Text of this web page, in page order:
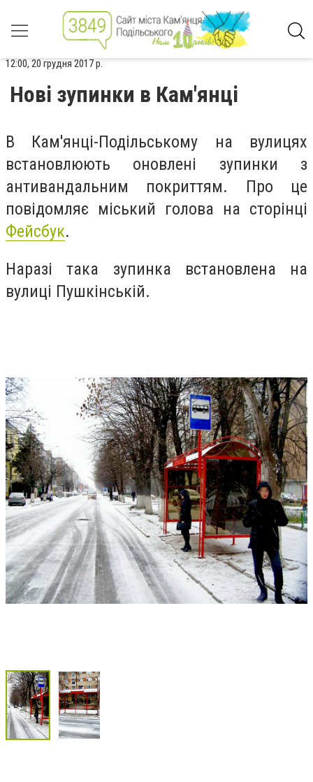
12:00, 20 грудня 2017 р.
Нові зупинки в Кам'янці
В Кам'янці-Подільському на вулицях
встановлюють оновлені зупинки з
антивандальним покриттям. Про це
повідомляє міський голова на сторінці
Фейсбук.
Наразі така зупинка встановлена на
вулиці Пушкінській.